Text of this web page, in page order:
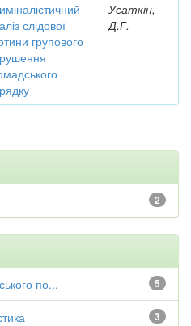
слідової
групового
Усаткін,
Д.Г.
2
5
по...
3